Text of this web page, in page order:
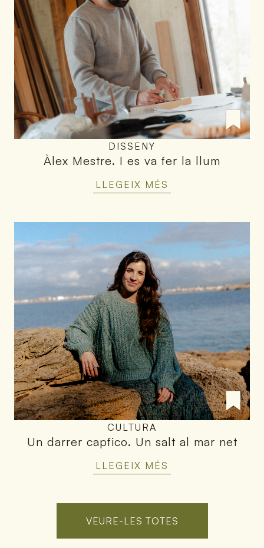
DISSENY
Àlex Mestre. I es va fer la llum
LLEGEIX MÉS
CULTURA
Un darrer capfico. Un salt al mar net
LLEGEIX MÉS
VEURE-LES TOTES